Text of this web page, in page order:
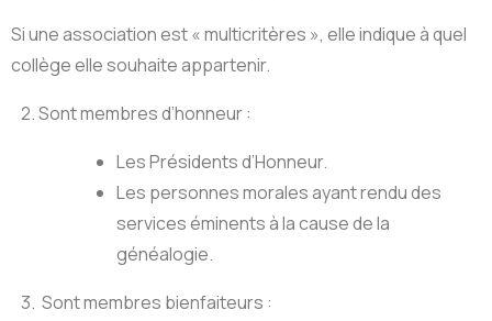
Si une association est « multicritères », elle indique à quel
collège elle souhaite appartenir.
2. Sont membres d’honneur :
Les Présidents d’Honneur.
Les personnes morales ayant rendu des
services éminents à la cause de la
généalogie.
3. Sont membres bienfaiteurs :